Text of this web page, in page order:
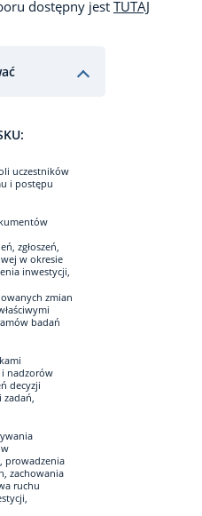
dostępny jest TUTAJ
uczestników
i postępu
zgłoszeń,
w okresie
inwestycji,
zmian
badań
i nadzorów
decyzji
zadań,
prowadzenia
zachowania
ruchu